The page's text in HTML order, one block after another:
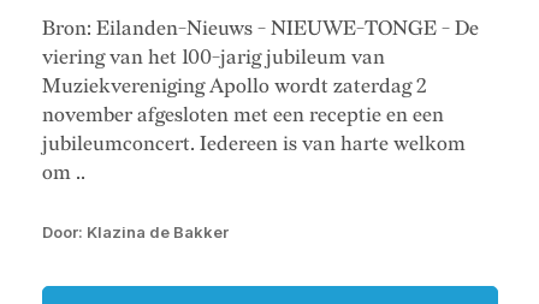
Bron: Eilanden-Nieuws - NIEUWE-TONGE - De
viering van het 100-jarig jubileum van
Muziekvereniging Apollo wordt zaterdag 2
november afgesloten met een receptie en een
jubileumconcert. Iedereen is van harte welkom
om ..
Door: Klazina de Bakker